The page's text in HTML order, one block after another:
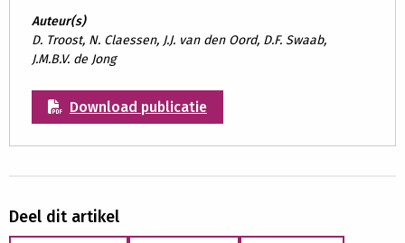
Auteur(s)
D. Troost, N. Claessen, J.J. van den Oord, D.F. Swaab,
J.M.B.V. de Jong
Download publicatie
Deel dit artikel